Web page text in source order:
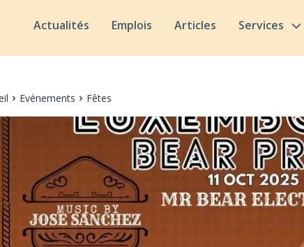
Actualités Emplois Articles Services
Evénements Fêtes